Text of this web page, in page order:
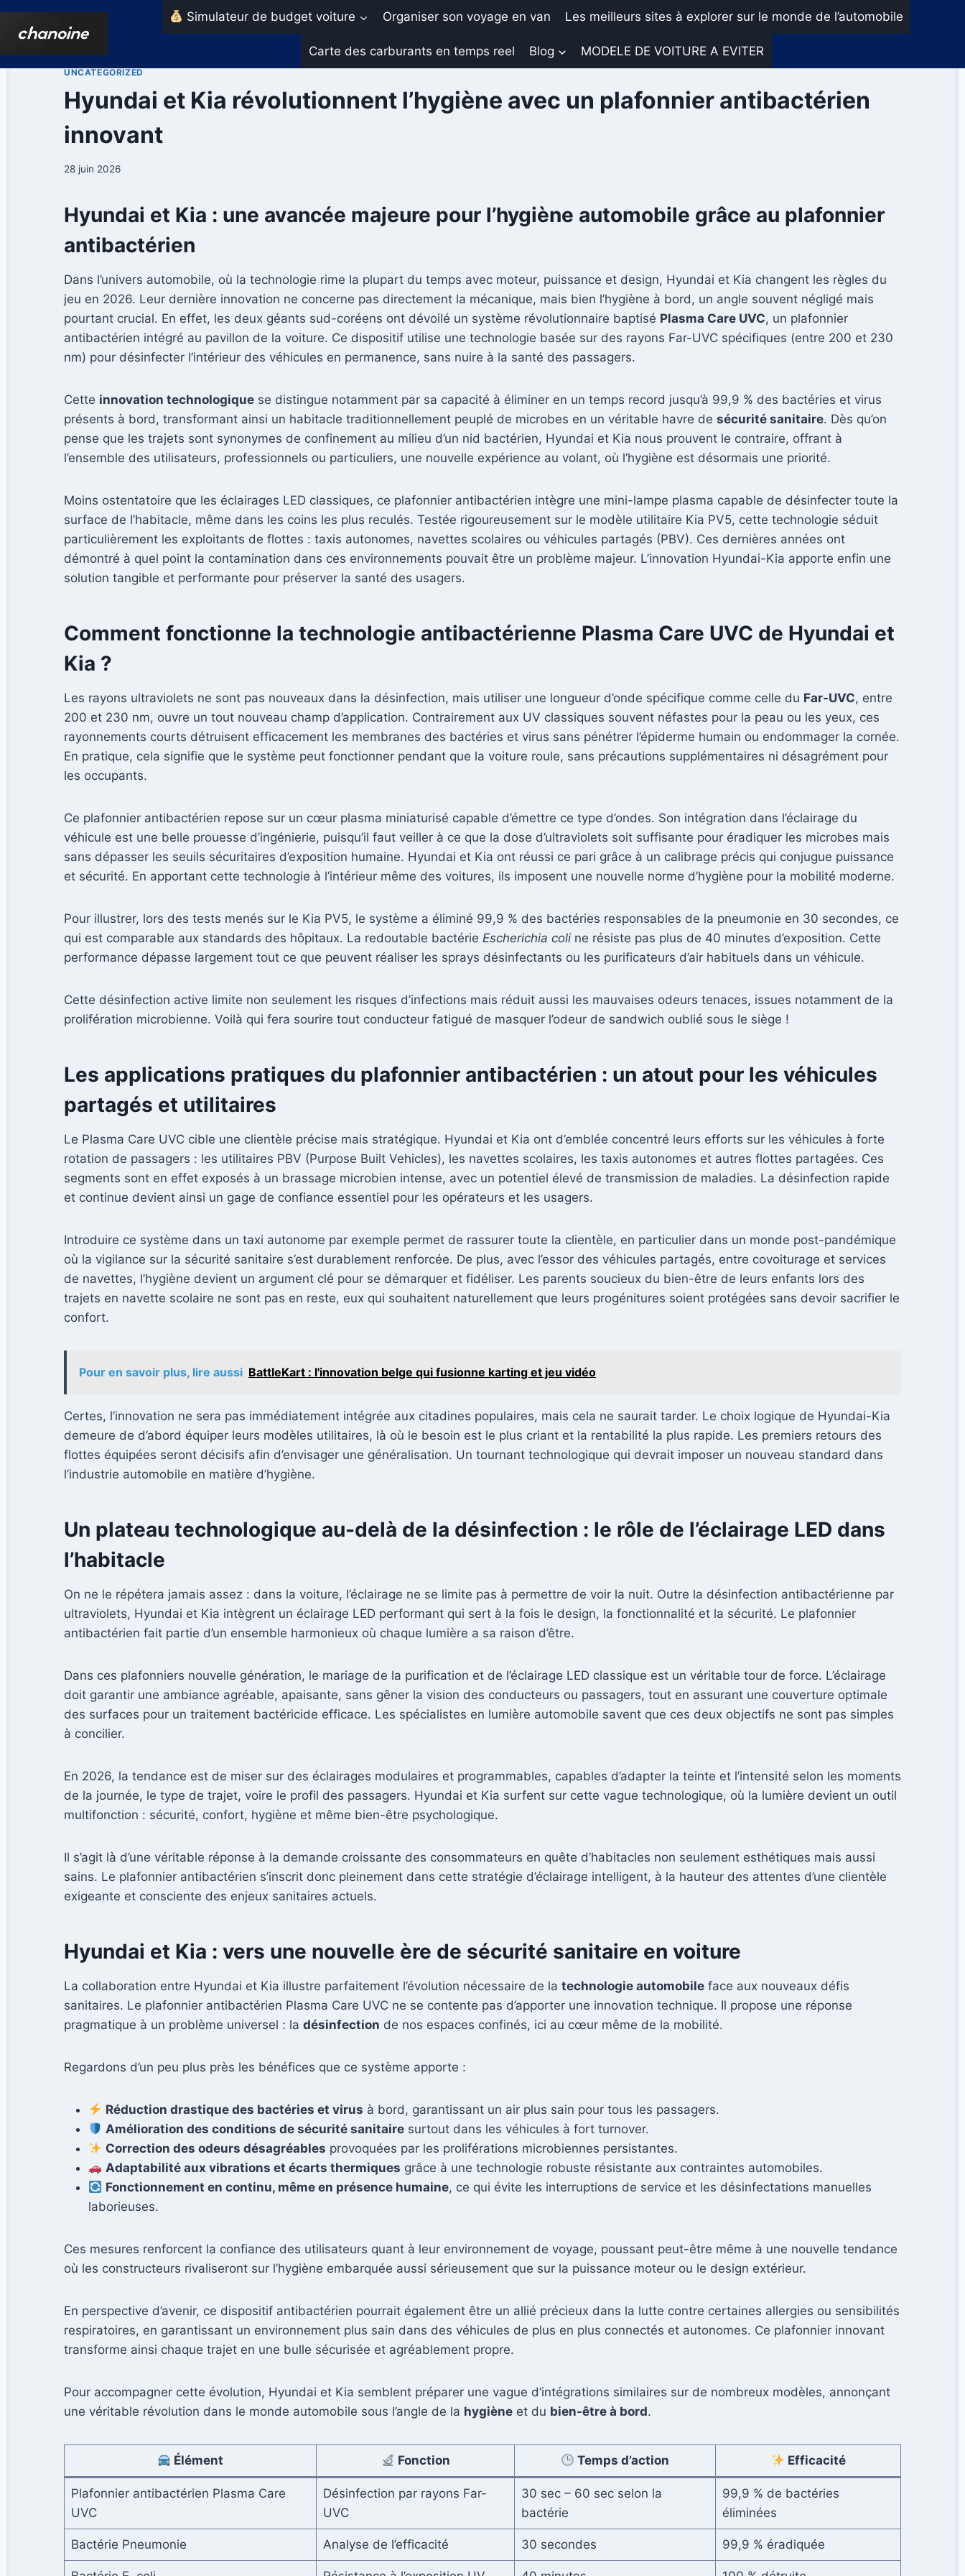
Aller
Simulateur de budget voiture Organiser son voyage en van Les meilleurs sites à explorer sur le monde de l’automobile
Carte des carburants en temps reel Blog MODELE DE VOITURE A EVITER
UNCATEGORIZED
Hyundai et Kia révolutionnent l’hygiène avec un plafonnier antibactérien
innovant
28 juin 2026
Hyundai et Kia : une avancée majeure pour l’hygiène automobile grâce au plafonnier
antibactérien
Dans l’univers automobile, où la technologie rime la plupart du temps avec moteur, puissance et design, Hyundai et Kia changent les règles du
jeu en 2026. Leur dernière innovation ne concerne pas directement la mécanique, mais bien l’hygiène à bord, un angle souvent négligé mais
pourtant crucial. En effet, les deux géants sud-coréens ont dévoilé un système révolutionnaire baptisé Plasma Care UVC, un plafonnier
antibactérien intégré au pavillon de la voiture. Ce dispositif utilise une technologie basée sur des rayons Far-UVC spécifiques (entre 200 et 230
nm) pour désinfecter l’intérieur des véhicules en permanence, sans nuire à la santé des passagers.
Cette innovation technologique se distingue notamment par sa capacité à éliminer en un temps record jusqu’à 99,9 % des bactéries et virus
présents à bord, transformant ainsi un habitacle traditionnellement peuplé de microbes en un véritable havre de sécurité sanitaire. Dès qu’on
pense que les trajets sont synonymes de confinement au milieu d’un nid bactérien, Hyundai et Kia nous prouvent le contraire, offrant à
l’ensemble des utilisateurs, professionnels ou particuliers, une nouvelle expérience au volant, où l’hygiène est désormais une priorité.
Moins ostentatoire que les éclairages LED classiques, ce plafonnier antibactérien intègre une mini-lampe plasma capable de désinfecter toute la
surface de l’habitacle, même dans les coins les plus reculés. Testée rigoureusement sur le modèle utilitaire Kia PV5, cette technologie séduit
particulièrement les exploitants de flottes : taxis autonomes, navettes scolaires ou véhicules partagés (PBV). Ces dernières années ont
démontré à quel point la contamination dans ces environnements pouvait être un problème majeur. L’innovation Hyundai-Kia apporte enfin une
solution tangible et performante pour préserver la santé des usagers.
Comment fonctionne la technologie antibactérienne Plasma Care UVC de Hyundai et
Kia ?
Les rayons ultraviolets ne sont pas nouveaux dans la désinfection, mais utiliser une longueur d’onde spécifique comme celle du Far-UVC, entre
200 et 230 nm, ouvre un tout nouveau champ d’application. Contrairement aux UV classiques souvent néfastes pour la peau ou les yeux, ces
rayonnements courts détruisent efficacement les membranes des bactéries et virus sans pénétrer l’épiderme humain ou endommager la cornée.
En pratique, cela signifie que le système peut fonctionner pendant que la voiture roule, sans précautions supplémentaires ni désagrément pour
les occupants.
Ce plafonnier antibactérien repose sur un cœur plasma miniaturisé capable d’émettre ce type d’ondes. Son intégration dans l’éclairage du
véhicule est une belle prouesse d’ingénierie, puisqu’il faut veiller à ce que la dose d’ultraviolets soit suffisante pour éradiquer les microbes mais
sans dépasser les seuils sécuritaires d’exposition humaine. Hyundai et Kia ont réussi ce pari grâce à un calibrage précis qui conjugue puissance
et sécurité. En apportant cette technologie à l’intérieur même des voitures, ils imposent une nouvelle norme d’hygiène pour la mobilité moderne.
Pour illustrer, lors des tests menés sur le Kia PV5, le système a éliminé 99,9 % des bactéries responsables de la pneumonie en 30 secondes, ce
qui est comparable aux standards des hôpitaux. La redoutable bactérie Escherichia coli ne résiste pas plus de 40 minutes d’exposition. Cette
performance dépasse largement tout ce que peuvent réaliser les sprays désinfectants ou les purificateurs d’air habituels dans un véhicule.
Cette désinfection active limite non seulement les risques d’infections mais réduit aussi les mauvaises odeurs tenaces, issues notamment de la
prolifération microbienne. Voilà qui fera sourire tout conducteur fatigué de masquer l’odeur de sandwich oublié sous le siège !
Les applications pratiques du plafonnier antibactérien : un atout pour les véhicules
partagés et utilitaires
Le Plasma Care UVC cible une clientèle précise mais stratégique. Hyundai et Kia ont d’emblée concentré leurs efforts sur les véhicules à forte
rotation de passagers : les utilitaires PBV (Purpose Built Vehicles), les navettes scolaires, les taxis autonomes et autres flottes partagées. Ces
segments sont en effet exposés à un brassage microbien intense, avec un potentiel élevé de transmission de maladies. La désinfection rapide
et continue devient ainsi un gage de confiance essentiel pour les opérateurs et les usagers.
Introduire ce système dans un taxi autonome par exemple permet de rassurer toute la clientèle, en particulier dans un monde post-pandémique
où la vigilance sur la sécurité sanitaire s’est durablement renforcée. De plus, avec l’essor des véhicules partagés, entre covoiturage et services
de navettes, l’hygiène devient un argument clé pour se démarquer et fidéliser. Les parents soucieux du bien-être de leurs enfants lors des
trajets en navette scolaire ne sont pas en reste, eux qui souhaitent naturellement que leurs progénitures soient protégées sans devoir sacrifier le
confort.
Pour en savoir plus, lire aussi BattleKart : l'innovation belge qui fusionne karting et jeu vidéo
Certes, l’innovation ne sera pas immédiatement intégrée aux citadines populaires, mais cela ne saurait tarder. Le choix logique de Hyundai-Kia
demeure de d’abord équiper leurs modèles utilitaires, là où le besoin est le plus criant et la rentabilité la plus rapide. Les premiers retours des
flottes équipées seront décisifs afin d’envisager une généralisation. Un tournant technologique qui devrait imposer un nouveau standard dans
l’industrie automobile en matière d’hygiène.
Un plateau technologique au-delà de la désinfection : le rôle de l’éclairage LED dans
l’habitacle
On ne le répétera jamais assez : dans la voiture, l’éclairage ne se limite pas à permettre de voir la nuit. Outre la désinfection antibactérienne par
ultraviolets, Hyundai et Kia intègrent un éclairage LED performant qui sert à la fois le design, la fonctionnalité et la sécurité. Le plafonnier
antibactérien fait partie d’un ensemble harmonieux où chaque lumière a sa raison d’être.
Dans ces plafonniers nouvelle génération, le mariage de la purification et de l’éclairage LED classique est un véritable tour de force. L’éclairage
doit garantir une ambiance agréable, apaisante, sans gêner la vision des conducteurs ou passagers, tout en assurant une couverture optimale
des surfaces pour un traitement bactéricide efficace. Les spécialistes en lumière automobile savent que ces deux objectifs ne sont pas simples
à concilier.
En 2026, la tendance est de miser sur des éclairages modulaires et programmables, capables d’adapter la teinte et l’intensité selon les moments
de la journée, le type de trajet, voire le profil des passagers. Hyundai et Kia surfent sur cette vague technologique, où la lumière devient un outil
multifonction : sécurité, confort, hygiène et même bien-être psychologique.
Il s’agit là d’une véritable réponse à la demande croissante des consommateurs en quête d’habitacles non seulement esthétiques mais aussi
sains. Le plafonnier antibactérien s’inscrit donc pleinement dans cette stratégie d’éclairage intelligent, à la hauteur des attentes d’une clientèle
exigeante et consciente des enjeux sanitaires actuels.
Hyundai et Kia : vers une nouvelle ère de sécurité sanitaire en voiture
La collaboration entre Hyundai et Kia illustre parfaitement l’évolution nécessaire de la technologie automobile face aux nouveaux défis
sanitaires. Le plafonnier antibactérien Plasma Care UVC ne se contente pas d’apporter une innovation technique. Il propose une réponse
pragmatique à un problème universel : la désinfection de nos espaces confinés, ici au cœur même de la mobilité.
Regardons d’un peu plus près les bénéfices que ce système apporte :
Réduction drastique des bactéries et virus à bord, garantissant un air plus sain pour tous les passagers.
Amélioration des conditions de sécurité sanitaire surtout dans les véhicules à fort turnover.
Correction des odeurs désagréables provoquées par les proliférations microbiennes persistantes.
Adaptabilité aux vibrations et écarts thermiques grâce à une technologie robuste résistante aux contraintes automobiles.
Fonctionnement en continu, même en présence humaine, ce qui évite les interruptions de service et les désinfectations manuelles
laborieuses.
Ces mesures renforcent la confiance des utilisateurs quant à leur environnement de voyage, poussant peut-être même à une nouvelle tendance
où les constructeurs rivaliseront sur l’hygiène embarquée aussi sérieusement que sur la puissance moteur ou le design extérieur.
En perspective d’avenir, ce dispositif antibactérien pourrait également être un allié précieux dans la lutte contre certaines allergies ou sensibilités
respiratoires, en garantissant un environnement plus sain dans des véhicules de plus en plus connectés et autonomes. Ce plafonnier innovant
transforme ainsi chaque trajet en une bulle sécurisée et agréablement propre.
Pour accompagner cette évolution, Hyundai et Kia semblent préparer une vague d’intégrations similaires sur de nombreux modèles, annonçant
une véritable révolution dans le monde automobile sous l’angle de la hygiène et du bien-être à bord.
Élément Fonction Temps d’action Efficacité
Plafonnier antibactérien Plasma Care
UVC
Désinfection par rayons Far-
UVC
30 sec – 60 sec selon la
bactérie
99,9 % de bactéries
éliminées
Bactérie Pneumonie Analyse de l’efficacité 30 secondes 99,9 % éradiquée